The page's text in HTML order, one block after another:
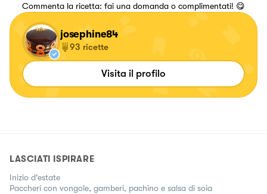
Commenta la ricetta: fai una domanda o complimentati! 😋
josephine84
93 ricette
Visita il profilo
LASCIATI ISPIRARE
Inizio d'estate
Paccheri con vongole, gamberi, pachino e salsa di soia